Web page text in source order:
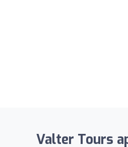
Valter Tours